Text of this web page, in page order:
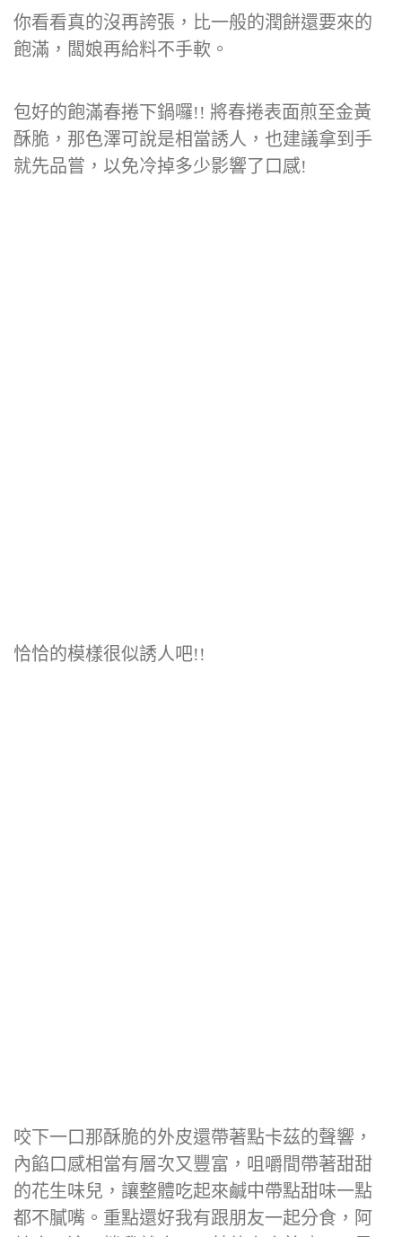
你看看真的沒再誇張，比一般的潤餅還要來的
飽滿，闆娘再給料不手軟。
包好的飽滿春捲下鍋囉!! 將春捲表面煎至金黃
酥脆，那色澤可說是相當誘人，也建議拿到手
就先品嘗，以免冷掉多少影響了口感!
恰恰的模樣很似誘人吧!!
咬下一口那酥脆的外皮還帶著點卡茲的聲響，
內餡口感相當有層次又豐富，咀嚼間帶著甜甜
的花生味兒，讓整體吃起來鹹中帶點甜味一點
都不膩嘴。重點還好我有跟朋友一起分食，阿